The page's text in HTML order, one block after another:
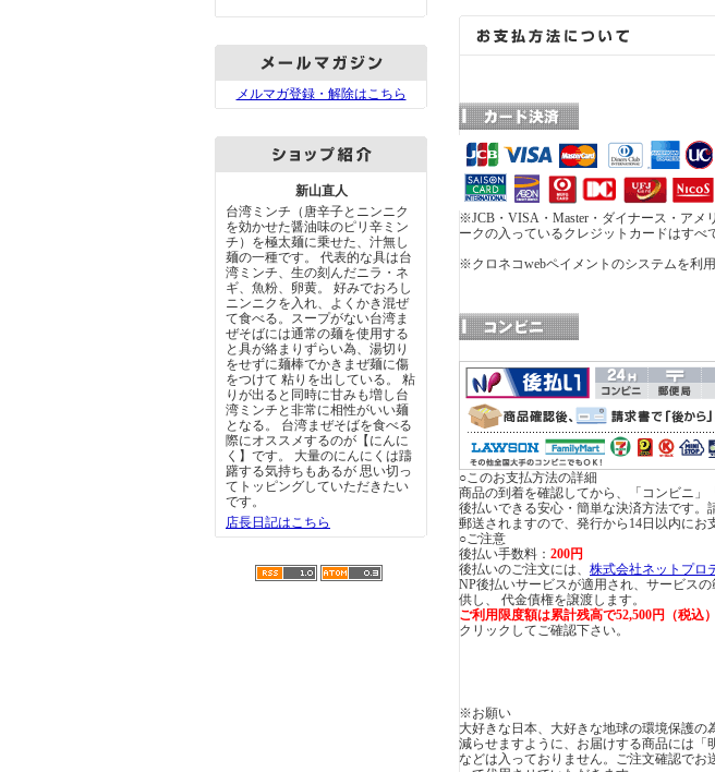
メルマガ登録・解除はこちら
新山直人
台湾ミンチ（唐辛子とニンニク
を効かせた醤油味のピリ辛ミン
チ）を極太麺に乗せた、汁無し
麺の一種です。 代表的な具は台
湾ミンチ、生の刻んだニラ・ネ
ギ、魚粉、卵黄。 好みでおろし
ニンニクを入れ、よくかき混ぜ
て食べる。​ スープがない台湾ま
ぜそばには通常の麺を使用する
と具が絡まりずらい為、湯切り
をせずに麺棒でかきまぜ麺に傷
をつけて 粘りを出している。 粘
りが出ると同時に甘みも増し台
湾ミンチと非常に相性がいい麺
となる。 台湾まぜそばを食べる
際にオススメするのが【にんに
く】です。 大量のにんにくは躊
躇する気持ちもあるが 思い切っ
てトッピングしていただきたい
です。
店長日記はこちら
※JCB・VISA・Master・ダイナース・アメ
ークの入っているクレジットカードはすべ
※クロネコwebペイメントのシステムを利用
○このお支払方法の詳細
商品の到着を確認してから、「コンビニ」
後払いできる安心・簡単な決済方法です。
郵送されますので、発行から14日以内にお
○ご注意
後払い手数料： 200円
後払いのご注文には、 株式会社ネットプロ
NP後払いサービスが適用され、サービス
供し、 代金債権を譲渡します。
ご利用限度額は累計残高で52,500円（税込
クリックしてご確認下さい。
※お願い
大好きな日本、大好きな地球の環境保護の
減らせますように、お届けする商品には「
などは入っておりません。ご注文確認でお